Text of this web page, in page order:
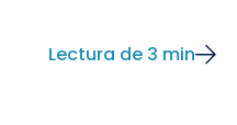
Lectura de 3 min